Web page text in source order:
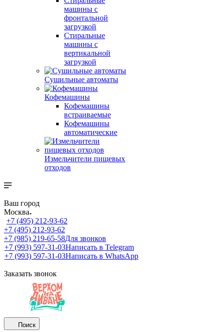
машины с
фронтальной
загрузкой
Стиральные
машины с
вертикальной
загрузкой
Сушильные автоматы
Кофемашины
Кофемашины
встраиваемые
Кофемашины
автоматические
Измельчители пищевых
отходов
Ваш город
Москва
+7 (495) 212-93-62
+7 (495) 212-93-62
+7 (985) 219-65-58Для звонков
+7 (993) 597-31-03Написать в Telegram
+7 (993) 597-31-03Написать в WhatsApp
Заказать звонок
Поиск